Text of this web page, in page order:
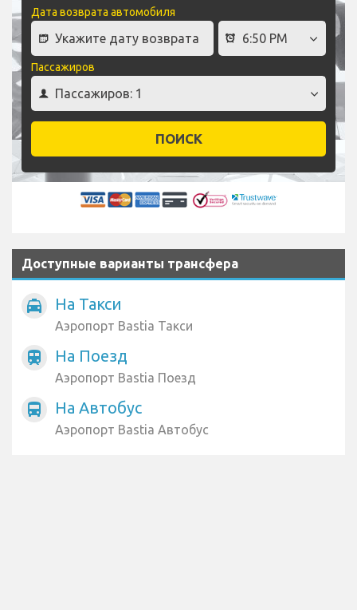
Дата возврата автомобиля
Пассажиров
ПОИСК
Доступные варианты трансфера
local_taxi На Такси
Аэропорт Bastia Такси
train На Поезд
Аэропорт Bastia Поезд
directions_bus На Автобус
Аэропорт Bastia Автобус